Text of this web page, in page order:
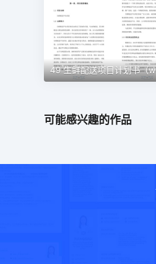
可能感兴趣的作品